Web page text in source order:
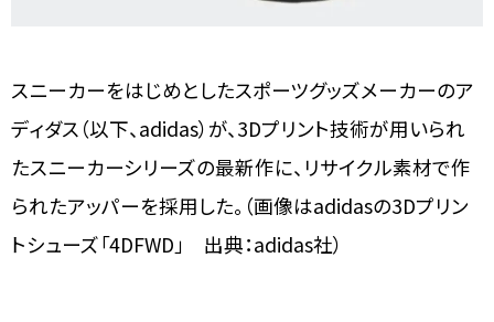
スニーカーをはじめとしたスポーツグッズメーカーのア
ディダス（以下、adidas）が、3Dプリント技術が用いられ
たスニーカーシリーズの最新作に、リサイクル素材で作
られたアッパーを採用した。（画像はadidasの3Dプリン
トシューズ「4DFWD」 出典：adidas社）